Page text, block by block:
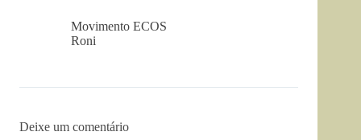
Movimento ECOS
Roni
Deixe um comentário